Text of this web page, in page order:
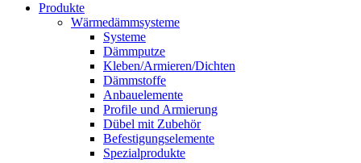
Produkte
Wärmedämmsysteme
Systeme
Dämmputze
Kleben/Armieren/Dichten
Dämmstoffe
Anbauelemente
Profile und Armierung
Dübel mit Zubehör
Befestigungselemente
Spezialprodukte